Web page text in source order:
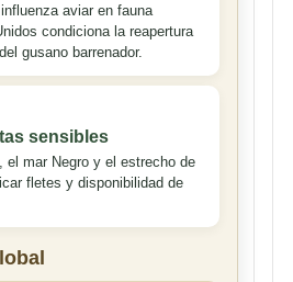
aviar en fauna
condiciona la reapertura
gusano barrenador.
sensibles
el mar Negro y el estrecho de
fletes y disponibilidad de